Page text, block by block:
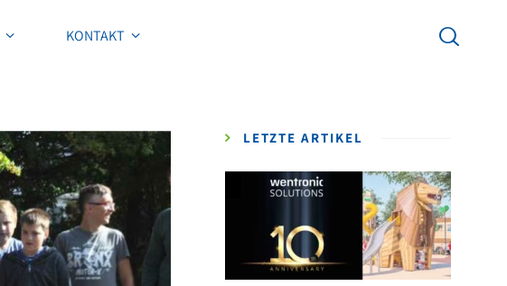
KONTAKT
KONTAKT
LETZTE ARTIKEL